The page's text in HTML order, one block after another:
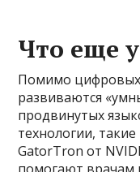
Что еще
Помимо цифровых
развиваются
продвинутых
технологии,
GatorTron от